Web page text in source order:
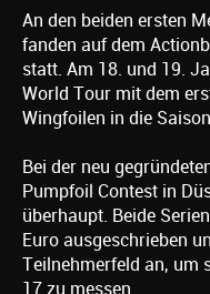
An den beiden ersten
fanden auf dem
statt. Am 18. und 19.
World Tour mit dem
Wingfoilen in die
Bei der neu
Pumpfoil Contest in
überhaupt. Beide
Euro ausgeschrieben
Teilnehmerfeld an, um
17 zu messen.